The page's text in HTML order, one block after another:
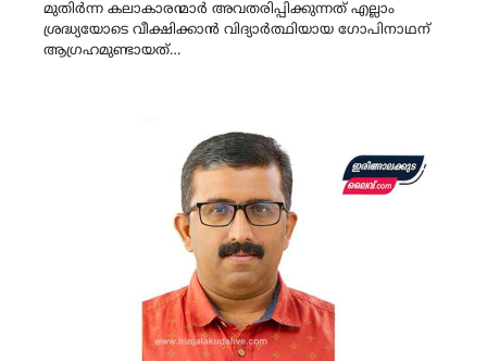
മുതിർന്ന കലാകാരന്മാർ അവതരിപ്പിക്കുന്നത് എല്ലാം
ശ്രദ്ധ്യയോടെ വീക്ഷിക്കാൻ വിദ്യാർത്ഥിയായ ഗോപിനാഥന്
ആഗ്രഹമുണ്ടായത്…